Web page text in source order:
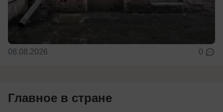
08.08.2026 0
Главное в стране